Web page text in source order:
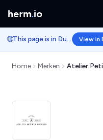
herm.io
🌐 This page is in Dutch. View in
Home Merken Atelier